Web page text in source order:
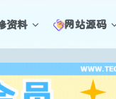
资料 网站源码